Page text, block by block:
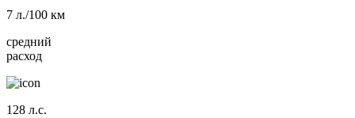
7 л./100 км
средний
расход
128 л.с.